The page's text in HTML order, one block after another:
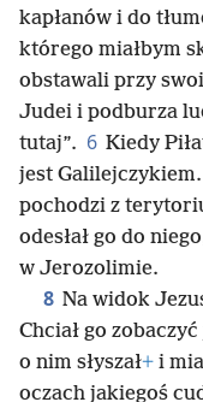
kapłanów i do
którego miałbym
obstawali przy
Judei i podburza
tutaj”. 6 Kiedy
jest Galilejczykiem.
pochodzi z
odesłał go do
w Jerozolimie.
8 Na widok
Chciał go
o nim słyszał+ i
oczach jakiegoś